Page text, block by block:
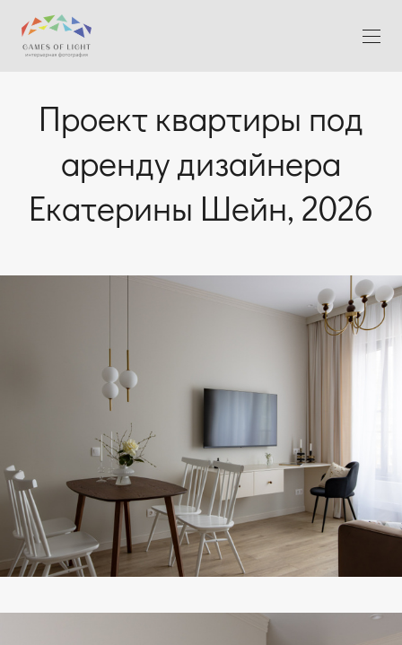
Проект квартиры под
аренду дизайнера
Екатерины Шейн, 2026